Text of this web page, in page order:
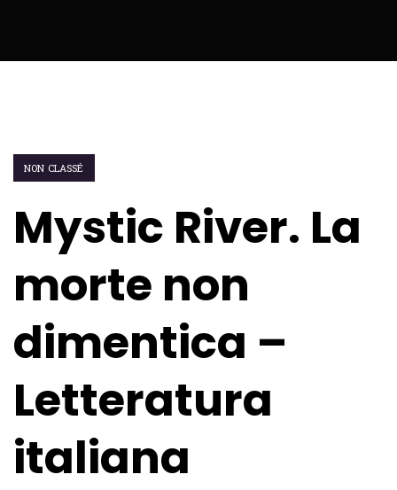
NON CLASSÉ
Mystic River. La
morte non
dimentica –
Letteratura
italiana